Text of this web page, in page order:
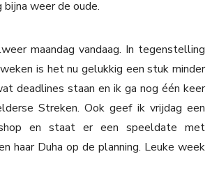
weer de oude.
maandag vandaag. In tegenstelling
is het nu gelukkig een stuk minder
deadlines staan en ik ga nog één keer
Streken. Ook geef ik vrijdag een
en staat er een speeldate met
haar Duha op de planning. Leuke week